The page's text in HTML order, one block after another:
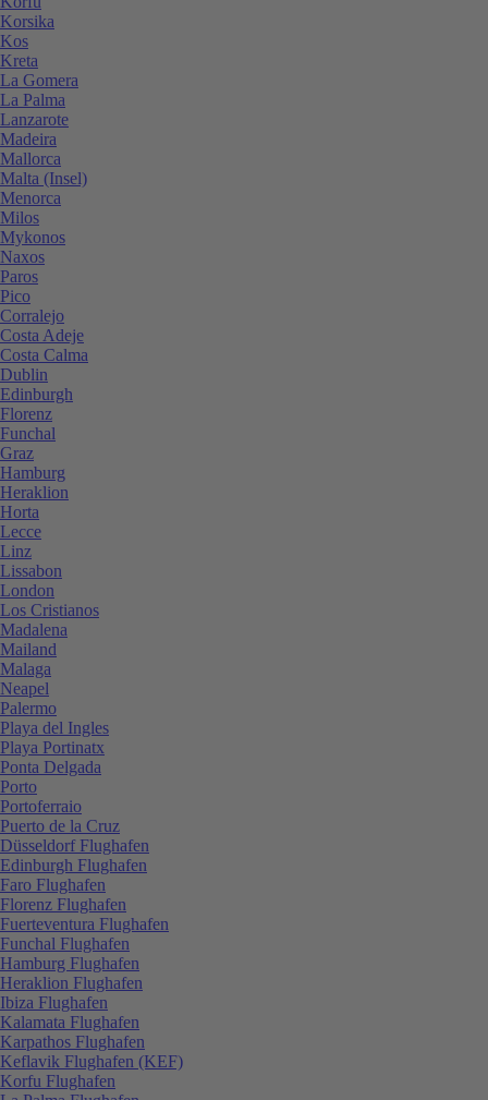
Korsika
Kos
Kreta
La Gomera
La Palma
Lanzarote
Madeira
Mallorca
Malta (Insel)
Menorca
Milos
Mykonos
Naxos
Paros
Pico
Corralejo
Costa Adeje
Costa Calma
Dublin
Edinburgh
Florenz
Funchal
Graz
Hamburg
Heraklion
Horta
Lecce
Linz
Lissabon
London
Los Cristianos
Madalena
Mailand
Malaga
Neapel
Palermo
Playa del Ingles
Playa Portinatx
Ponta Delgada
Porto
Portoferraio
Puerto de la Cruz
Düsseldorf Flughafen
Edinburgh Flughafen
Faro Flughafen
Florenz Flughafen
Fuerteventura Flughafen
Funchal Flughafen
Hamburg Flughafen
Heraklion Flughafen
Ibiza Flughafen
Kalamata Flughafen
Karpathos Flughafen
Keflavik Flughafen (KEF)
Korfu Flughafen